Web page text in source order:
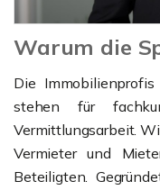
Warum die
Die
stehen für
Vermittlungsarbeit.
Vermieter und
Beteiligten.